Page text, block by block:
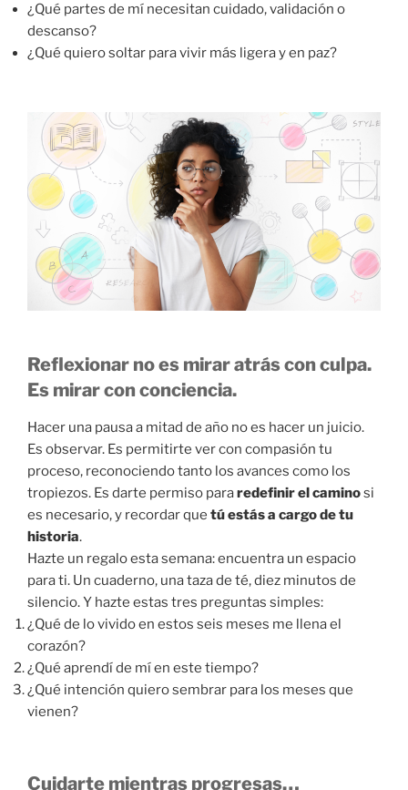
¿ Qué partes de mí necesitan cuidado,validación o
descanso?
¿ Qué quierosoltar paravivir más ligerayen paz?
Reflexionar noes miraratrásconculpa.
Es mirarconconciencia.
Hacer una pausaa mitad de año noes hacer un juicio.
Es observar. Es permitirte vercon compasión tu
proceso, reconociendotanto los avances como los
tropiezos. Es darte permiso pararedefinirelcaminosi
es necesario,y recordarque túestása cargodetu
historia.
Hazte un regaloestasemana:encuentra un espacio
parati. Un cuaderno, unatazade té,diez minutos de
silencio.Y hazte estas tres preguntas simples:
¿ Qué de lovividoen estos seis meses me llenael
corazón?
¿ Qué aprendíde míen este tiempo?
¿ Qué intención quierosembrar para los meses que
vienen?
Cuidarte mientras progresas…